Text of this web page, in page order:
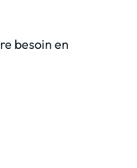
besoin en